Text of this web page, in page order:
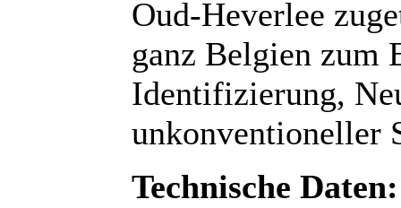
Oud-Heverlee
ganz Belgien zum
Identifizierung,
unkonventioneller
Technische Daten: